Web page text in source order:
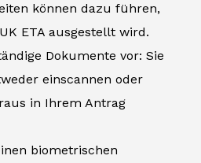
können dazu führen,
ETA ausgestellt wird.
Dokumente vor: Sie
einscannen oder
in Ihrem Antrag
biometrischen